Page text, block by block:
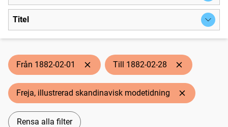
Titel
Från 1882-02-01 Till 1882-02-28
Freja, illustrerad skandinavisk modetidning
Rensa alla filter